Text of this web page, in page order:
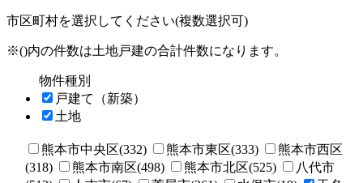
市区町村を選択してください(複数選択可)
※()内の件数は土地戸建の合計件数になります。
物件種別
戸建て（新築）
土地
熊本市中央区(332) 熊本市東区(333)
熊本市西区
(318)
熊本市南区(498) 熊本市北区(525)
八代市